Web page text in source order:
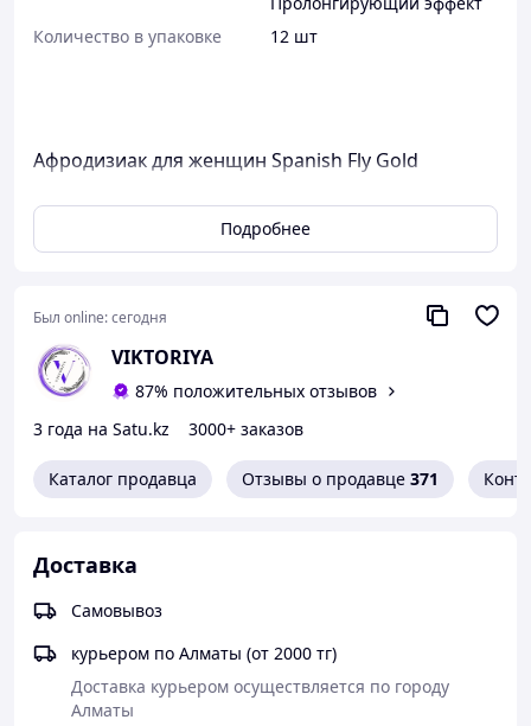
Количество в упаковке
12 шт
Афродизиак для женщин Spanish Fly Gold
Основные действия и показания к применению:
-препарат предназначен для женщин, желающих
усилить ощущения от сексуальных контактов, а также
максимальное наслаждение.
-оказывает расслабление мышц, увеличивает
чувствительность, возбуждает.
Данный препарат для возбуждения женщин не имеет
привыкания, совместим с алкоголем. Удобен в
запаха, что позволяет без труда применять его
-вызывает у женщин мощное сексуальное
-увеличивает кровообращение в органах малого таза,
-усиливает секрецию влагалищной смазки и
способствует сокращению мышц влагалища.
-усиливаются сексуальные ощущения, легче
достигается мультиоргазм.
Подробнее
Был online:сегодня
VIKTORIYA
87% положительных отзывов
3 года на Satu.kz
3000+ заказов
Каталог продавца Отзывы о продавце 371
Доставка
Самовывоз
курьером по Алматы (от 2000 тг)
Доставка курьером осуществляется по городу
Алматы